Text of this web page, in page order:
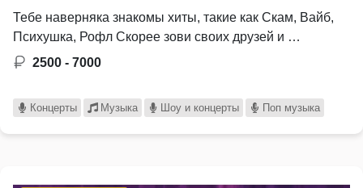
Тебе наверняка знакомы хиты, такие как Скам, Вайб,
Психушка, Рофл Скорее зови своих друзей и …
2500 - 7000
Концерты Музыка Шоу и концерты Поп музыка